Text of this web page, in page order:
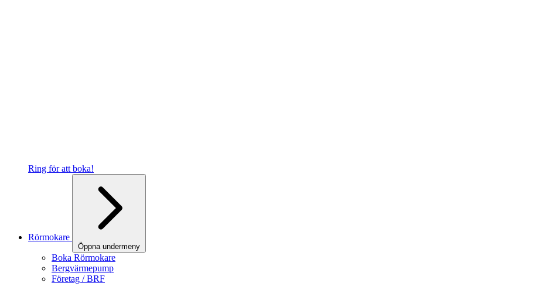
Ring för att boka!
Rörmokare
Öppna undermeny
Boka Rörmokare
Bergvärmepump
Företag / BRF